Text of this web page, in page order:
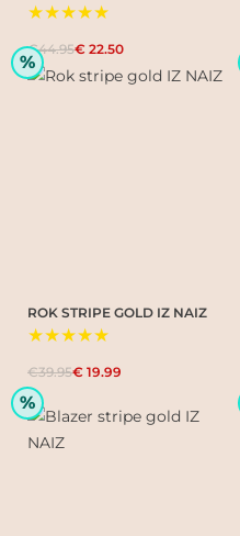
★★★★★
€44.95€ 22.50
%
ROK STRIPE GOLD IZ NAIZ
★★★★★
€39.95€ 19.99
%